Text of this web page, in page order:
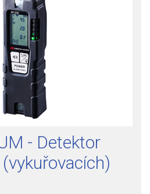
- Detektor